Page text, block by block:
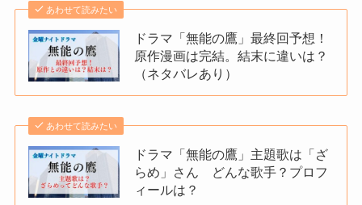
あわせて読みたい
ドラマ「無能の鷹」最終回予想！
原作漫画は完結。結末に違いは？
（ネタバレあり）
あわせて読みたい
ドラマ「無能の鷹」主題歌は「ざ
らめ」さん どんな歌手？プロフ
ィールは？